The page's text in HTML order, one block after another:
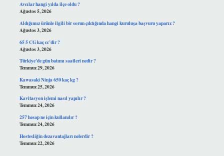
Avcılar hangi yılda ilçe oldu ?
Ağustos 5, 2026
Aldığımız ürünle ilgili bir sorun çıktığında hangi kuruluşa başvuru yaparız ?
Ağustos 3, 2026
65 5 CG kaç cc’dir ?
Ağustos 3, 2026
Türkiye’de gün batımı saatleri nedir ?
Temmuz 29, 2026
Kawasaki Ninja 650 kaç kg ?
Temmuz 25, 2026
Kavitasyon işlemi nasıl yapılır ?
Temmuz 24, 2026
257 hesap ne için kullanılır ?
Temmuz 24, 2026
Hostesliğin dezavantajları nelerdir ?
Temmuz 22, 2026